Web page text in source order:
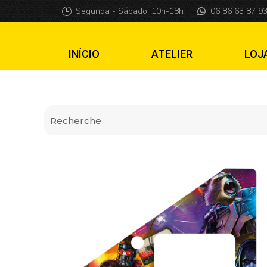
Insider pro
Segunda - Sábado: 10h-18h 06 86 63 87 93
INÍCIO ATELIER